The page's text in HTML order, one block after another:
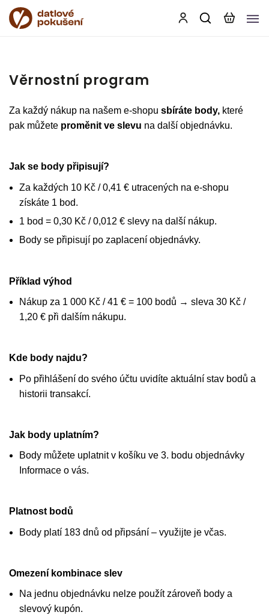
Věrnostní program
Za každý nákup na našem e-shopu sbíráte body, které
pak můžete proměnit ve slevu na další objednávku.
Jak se body připisují?
Za každých 10 Kč / 0,41 € utracených na e-shopu
získáte 1 bod.
1 bod = 0,30 Kč / 0,012 € slevy na další nákup.
Body se připisují po zaplacení objednávky.
Příklad výhod
Nákup za 1 000 Kč / 41 € = 100 bodů → sleva 30 Kč /
1,20 € při dalším nákupu.
Kde body najdu?
Po přihlášení do svého účtu uvidíte aktuální stav bodů a
historii transakcí.
Jak body uplatním?
Body můžete uplatnit v košíku ve 3. bodu objednávky
Informace o vás.
Platnost bodů
Body platí 183 dnů od připsání – využijte je včas.
Omezení kombinace slev
Na jednu objednávku nelze použít zároveň body a
slevový kupón.